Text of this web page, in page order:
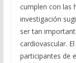
cumplen con las
investigación
ser tan
cardiovascular.
participantes de